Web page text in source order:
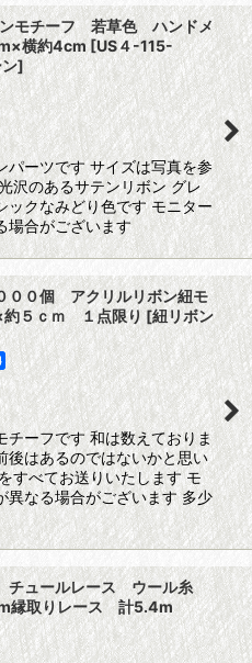
モチーフ 若草色 ハンドメ
横約4cm [US４-115-
]
パーツです サイズは写真を参
沢のあるサテンリボン グレ
ックなみどり色です モニター
場合がございます
００個 アクリルリボン紐モ
５ｃｍ １点限り [紐リボン
チーフです 和は数えておりま
後はあるのではないかと思い
すべてお送りいたします モ
異なる場合がございます 多少
チュールレース ウール糸
縁取りレース 計5.4m